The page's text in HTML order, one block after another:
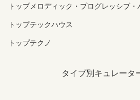
トップメロディック・プログレッシブ・
トップテックハウス
トップテクノ
タイプ別キュレータ